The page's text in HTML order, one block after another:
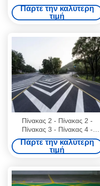
σκόνη γυαλιστερό φινίρισμα
Πάρτε την καλύτερη
τιμή
Πίνακας 2 - Πίνακας 2 -
Πίνακας 3 - Πίνακας 4 -
Πίνακας 4 - Πίνακας 4 -
Πίνακας 4 - Πίνακας 5 -
Πίνακας 5 - Πίνακας 5 -
Πίνακας 5 - Πίνακας 5 -
Πίνακας 5 - Πίνακας 5 -
Πάρτε την καλύτερη
τιμή